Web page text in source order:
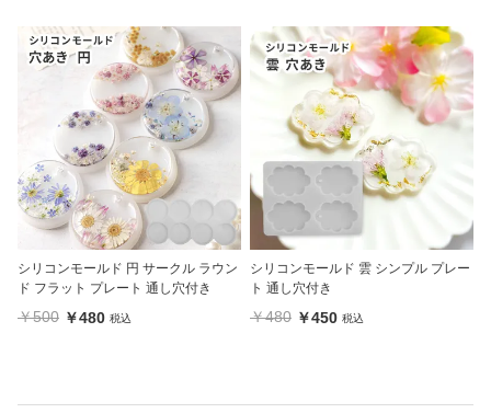
シリコンモールド 円 サークル ラウン
ド フラット プレート 通し穴付き
￥500 ￥480 税込
シリコンモールド 雲 シンプル プレー
ト 通し穴付き
￥480 ￥450 税込